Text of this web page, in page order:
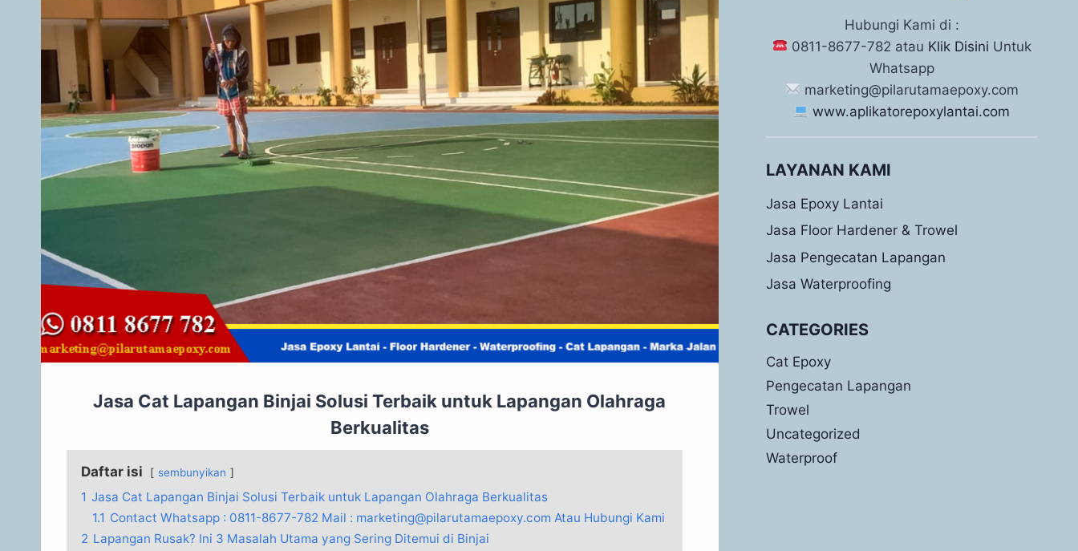
Jasa Cat Lapangan Binjai Solusi Terbaik untuk Lapangan Olahraga
Berkualitas
Daftar isi sembunyikan
1 Jasa Cat Lapangan Binjai Solusi Terbaik untuk Lapangan Olahraga Berkualitas
1.1 Contact Whatsapp : 0811-8677-782 Mail : marketing@pilarutamaepoxy.com Atau Hubungi Kami
2 Lapangan Rusak? Ini 3 Masalah Utama yang Sering Ditemui di Binjai
Hubungi Kami di :
0811-8677-782 atau Klik Disini Untuk
Whatsapp
marketing@pilarutamaepoxy.com
www.aplikatorepoxylantai.com
LAYANAN KAMI
Jasa Epoxy Lantai
Jasa Floor Hardener & Trowel
Jasa Pengecatan Lapangan
Jasa Waterproofing
CATEGORIES
Cat Epoxy
Pengecatan Lapangan
Trowel
Uncategorized
Waterproof